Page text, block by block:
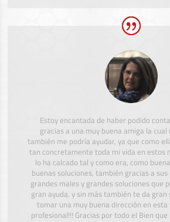
Estoy encantada de haber podido
gracias a una muy buena amiga la
también me podría ayudar, ya que como
tan concretamente toda mi vida en estos
lo ha calcado tal y como era, como
buenas soluciones, también gracias a
grandes males y grandes soluciones que
gran ayuda, y sin más también te da gran
tomar una muy buena dirección en esta
profesional!!! Gracias por todo el Bien